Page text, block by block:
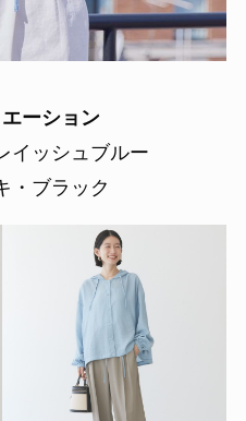
ーション
イッシュブルー
・ブラック